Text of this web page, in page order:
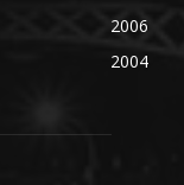
2006
2004